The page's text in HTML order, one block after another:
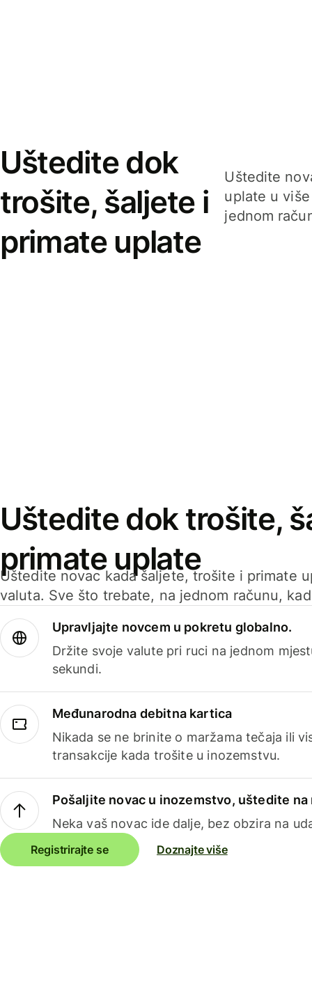
Uštedite dok
trošite, šaljete i
primate uplate
Uštedite
uplate u
jednom
Uštedite dok trošite,
primate uplate
Uštedite novac kada šaljete, trošite i primate
valuta. Sve što trebate, na jednom računu,
Upravljajte novcem u pokretu globalno.
Držite svoje valute pri ruci na jednom
sekundi.
Međunarodna debitna kartica
Nikada se ne brinite o maržama tečaja ili
transakcije kada trošite u inozemstvu.
Pošaljite novac u inozemstvo, uštedite na
Neka vaš novac ide dalje, bez obzira na
Registrirajte se Doznajte više